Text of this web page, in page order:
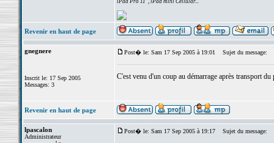
iPad Pro 11", iPad mini Cellular...
Revenir en haut de page
gnegnere
Inscrit le: 17 Sep 2005
Messages: 3
Post� le: Sam 17 Sep 2005 à 19:01 Sujet du message:
C'est venu d'un coup au démarrage après transport
Revenir en haut de page
lpascalon
Administrateur
Post� le: Sam 17 Sep 2005 à 19:17 Sujet du message: